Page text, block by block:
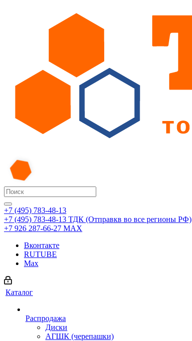
+7 (495) 783-48-13
+7 (495) 783-48-13 ТДК (Отправкв во все регионы РФ)
+7 926 287-66-27 МАХ
Вконтакте
RUTUBE
Max
Каталог
Распродажа
Диски
АГШК (черепашки)